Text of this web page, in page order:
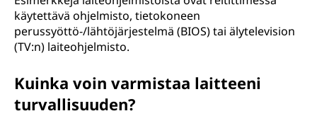
käytettävä ohjelmisto, tietokoneen
perussyöttö-/lähtöjärjestelmä (BIOS) tai älytelevision
(TV:n) laiteohjelmisto.
Kuinka voin varmistaa laitteeni
turvallisuuden?